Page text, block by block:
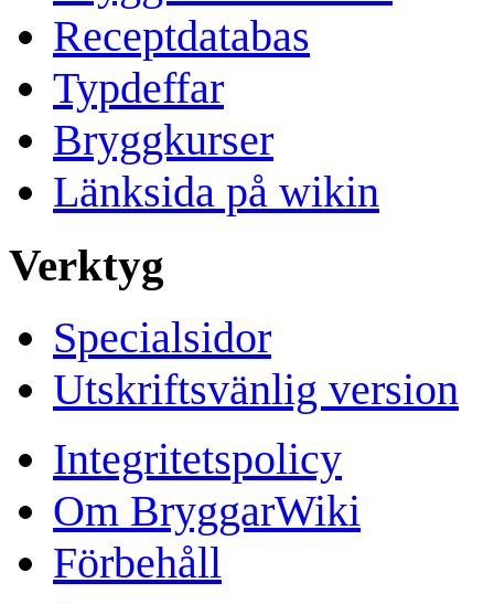
Receptdatabas
Typdeffar
Bryggkurser
Länksida på wikin
Verktyg
Specialsidor
Utskriftsvänlig version
Integritetspolicy
Om BryggarWiki
Förbehåll